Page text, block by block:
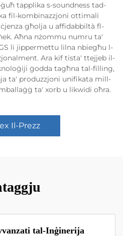
tapplika s-soundness tad-
fil-kombinazzjoni ottimali
għolja u affidabbiltà fl-
Aħna nżommu numru ta'
li jippermettu lilna nbiegħu l-
Ara kif tista' ttejjeb il-
ġodda tagħna tal-filling,
ta' produzzjoni unifikata mill-
ta' xorb u likwidi oħra.
Il-Prezz
tal-Inġinerija